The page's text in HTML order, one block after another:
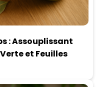
: Assouplissant
et Feuilles